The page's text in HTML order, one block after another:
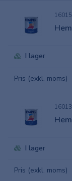
I lager
Pris (exkl. moms)
I lager
Pris (exkl. moms)